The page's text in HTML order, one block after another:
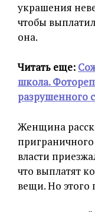
украшения
чтобы
она.
Читать еще:
школа.
разрушенного
Женщина
власти
что выплатят
вещи. Но этого